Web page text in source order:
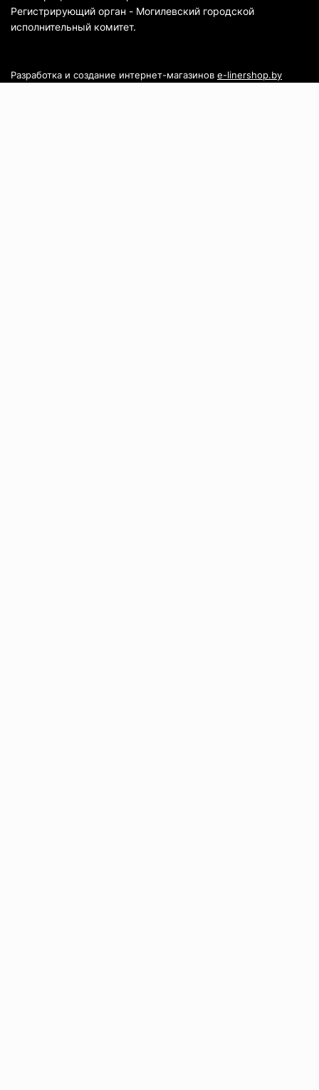
Регистрирующий орган - Могилевский городской
исполнительный комитет.
Разработка и создание интернет-магазинов e-linershop.by